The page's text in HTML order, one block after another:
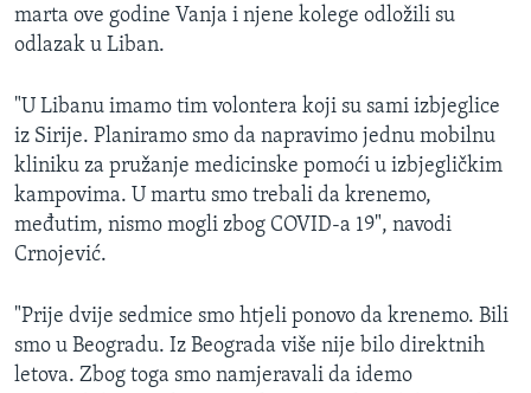
marta ove godine Vanja i njene kolege odložili su
odlazak u Liban.
"U Libanu imamo tim volontera koji su sami izbjeglice
iz Sirije. Planiramo smo da napravimo jednu mobilnu
kliniku za pružanje medicinske pomoći u izbjegličkim
kampovima. U martu smo trebali da krenemo,
međutim, nismo mogli zbog COVID-a 19", navodi
Crnojević.
"Prije dvije sedmice smo htjeli ponovo da krenemo. Bili
smo u Beogradu. Iz Beograda više nije bilo direktnih
letova. Zbog toga smo namjeravali da idemo